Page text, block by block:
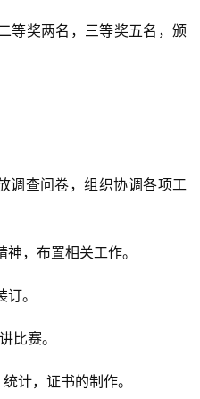
等奖两名，三等奖五名，颁
调查问卷，组织协调各项工
，布置相关工作。
。
比赛。
计，证书的制作。